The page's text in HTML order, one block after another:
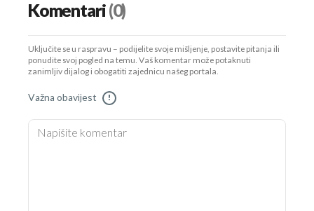
Komentari(0)
Uključite se u raspravu – podijelite svoje mišljenje, postavite pitanja ili
ponudite svoj pogled na temu. Vaš komentar može potaknuti
zanimljiv dijalog i obogatiti zajednicu našeg portala.
Važna obavijest !